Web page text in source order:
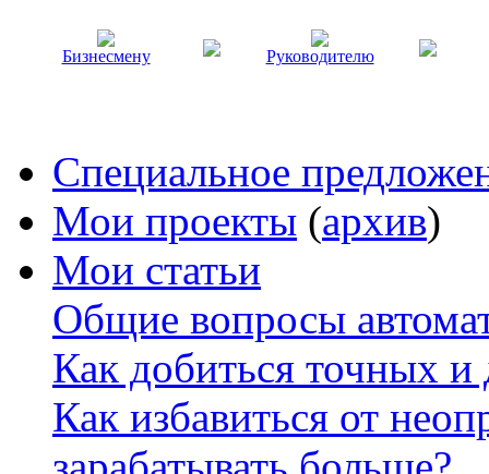
Бизнесмену Руководителю
Специальное
Мои проекты (архив)
Мои статьи
Общие вопросы
Как добиться точных
Как избавиться от